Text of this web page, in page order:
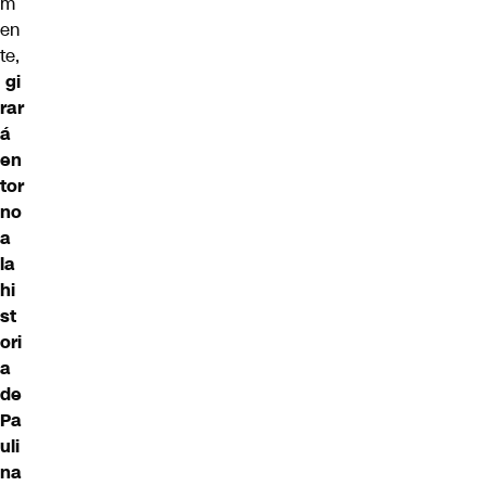
en
te,
gi
rar
á
en
tor
no
a
la
hi
st
ori
a
de
Pa
uli
na